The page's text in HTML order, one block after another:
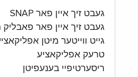
געבט זיך איין פאר SNAP
געבט זיך איין פאר פאבליק
גייט ווייטער מיטן
טרעק אפליקאציע
ריסערטיפיי בענעפיטן